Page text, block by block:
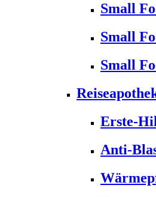
Small
Small
Small
Erste-
Anti-